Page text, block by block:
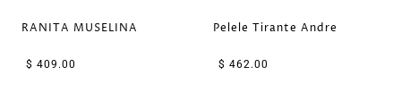
RANITA MUSELINA
$ 409.00
Pelele Tirante Andre
$ 462.00